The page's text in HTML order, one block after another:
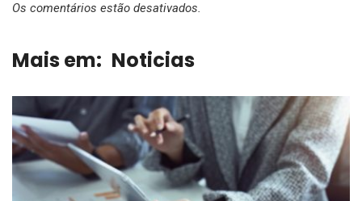
Os comentários estão desativados.
Mais em: Noticias